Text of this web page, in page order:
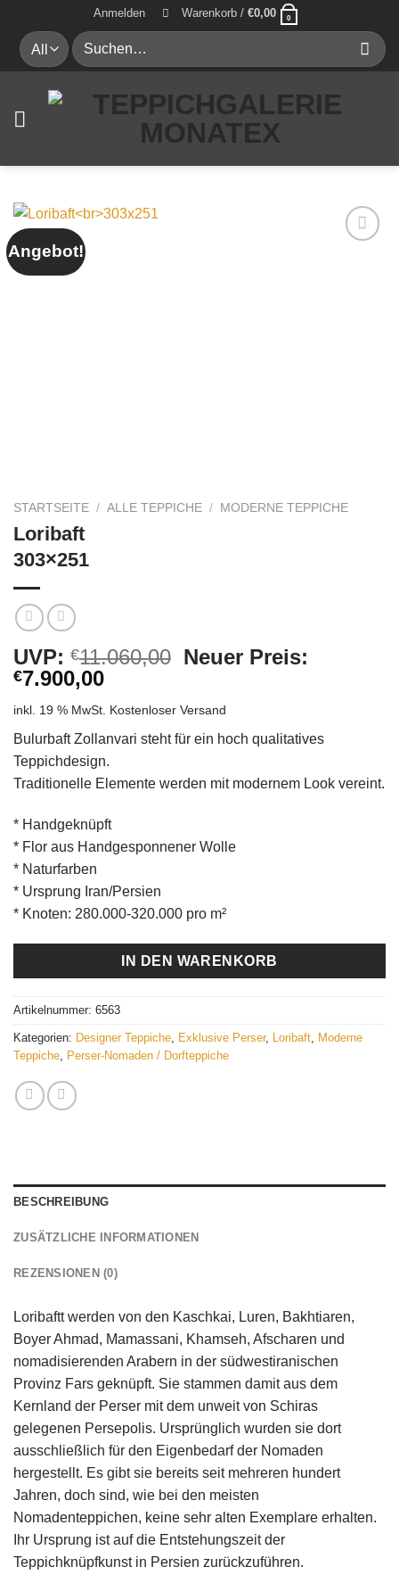
Inhalt
springen
Anmelden Warenkorb / €0,00 0
Suche
nach:
Angebot!
STARTSEITE / ALLE TEPPICHE / MODERNE TEPPICHE
Loribaft
303×251
UVP: €11.060,00 Ursprünglicher
€11.060,00
Neuer Preis:
€7.900,00Aktueller
ist:
€7.900,00.
inkl. 19 % MwSt. Kostenloser Versand
Bulurbaft Zollanvari steht für ein hoch qualitatives
Teppichdesign.
Traditionelle Elemente werden mit modernem Look vereint.
* Handgeknüpft
* Flor aus Handgesponnener Wolle
* Naturfarben
* Ursprung Iran/Persien
* Knoten: 280.000-320.000 pro m²
IN DEN WARENKORB
Artikelnummer: 6563
Kategorien: Designer Teppiche, Exklusive Perser, Loribaft, Moderne
Teppiche, Perser-Nomaden / Dorfteppiche
BESCHREIBUNG
ZUSÄTZLICHE INFORMATIONEN
REZENSIONEN (0)
Loribaftt werden von den Kaschkai, Luren, Bakhtiaren,
Boyer Ahmad, Mamassani, Khamseh, Afscharen und
nomadisierenden Arabern in der südwestiranischen
Provinz Fars geknüpft. Sie stammen damit aus dem
Kernland der Perser mit dem unweit von Schiras
gelegenen Persepolis. Ursprünglich wurden sie dort
ausschließlich für den Eigenbedarf der Nomaden
hergestellt. Es gibt sie bereits seit mehreren hundert
Jahren, doch sind, wie bei den meisten
Nomadenteppichen, keine sehr alten Exemplare erhalten.
Ihr Ursprung ist auf die Entstehungszeit der
Teppichknüpfkunst in Persien zurückzuführen.